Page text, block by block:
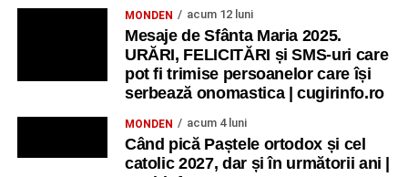
MONDEN acum 12 luni
Mesaje de Sfânta Maria 2025.
URĂRI, FELICITĂRI și SMS-uri care
pot fi trimise persoanelor care își
serbează onomastica | cugirinfo.ro
MONDEN acum 4 luni
Când pică Paștele ortodox și cel
catolic 2027, dar și în următorii ani |